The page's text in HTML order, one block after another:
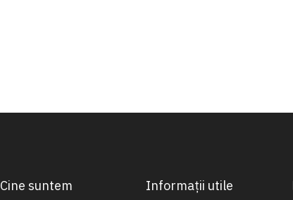
Cine suntem Informații utile